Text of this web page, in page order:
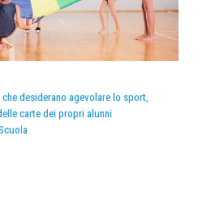
desiderano agevolare lo sport,
carte dei propri alunni